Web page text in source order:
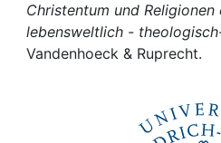
My FIS
Christentum und Religionen
lebensweltlich -
Vandenhoeck & Ruprecht.